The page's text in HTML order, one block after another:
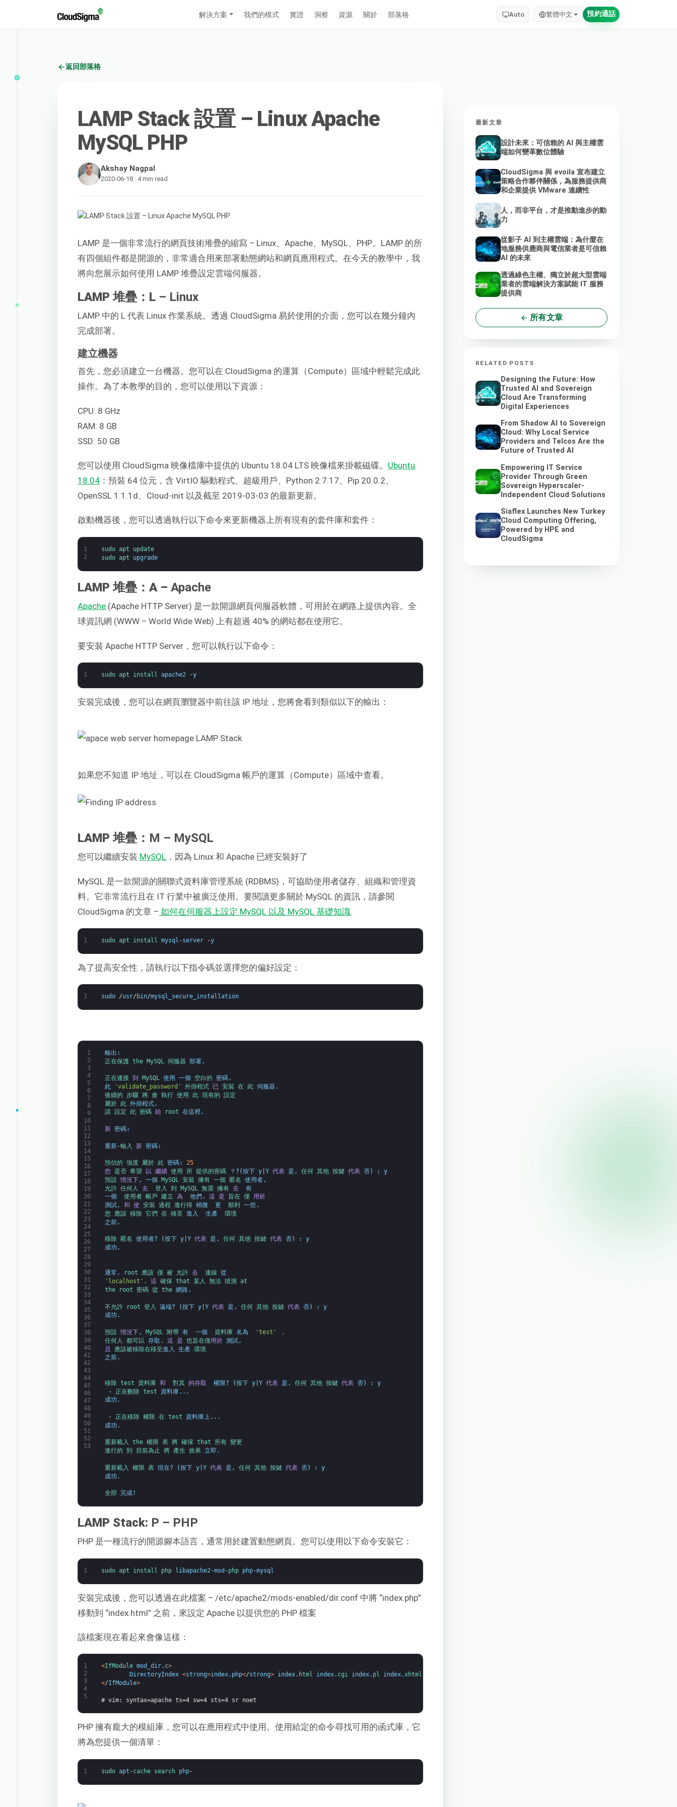
解決方案 我們的模式 實證 洞察 資源 關於 部落格 Auto 繁體中文 預約通話
返回部落格
LAMP Stack 設置 – Linux Apache
MySQL PHP
Akshay Nagpal
2020-06-18 · 4 min read
LAMP 是一個非常流行的網頁技術堆疊的縮寫 – Linux、Apache、MySQL、PHP。LAMP 的所
有四個組件都是開源的，非常適合用來部署動態網站和網頁應用程式。在今天的教學中，我
將向您展示如何使用 LAMP 堆疊設定雲端伺服器。
LAMP 堆疊：L – Linux
LAMP 中的 L 代表 Linux 作業系統。透過 CloudSigma 易於使用的介面，您可以在幾分鐘內
完成部署。
建立機器
首先，您必須建立一台機器。您可以在 CloudSigma 的運算（Compute）區域中輕鬆完成此
操作。為了本教學的目的，您可以使用以下資源：
CPU: 8 GHz
RAM: 8 GB
SSD: 50 GB
您可以使用 CloudSigma 映像檔庫中提供的 Ubuntu 18.04 LTS 映像檔來掛載磁碟。 Ubuntu
18.04 ：預裝 64 位元，含 VirtIO 驅動程式、超級用戶、Python 2.7.17、Pip 20.0.2、
OpenSSL 1.1.1d、Cloud-init 以及截至 2019-03-03 的最新更新。
啟動機器後，您可以透過執行以下命令來更新機器上所有現有的套件庫和套件：
1
2
sudo apt update
sudo apt upgrade
LAMP 堆疊：A – Apache
Apache (Apache HTTP Server) 是一款開源網頁伺服器軟體，可用於在網路上提供內容。全
球資訊網 (WWW – World Wide Web) 上有超過 40% 的網站都在使用它。
要安裝 Apache HTTP Server，您可以執行以下命令：
1 sudo apt install apache2 -y
安裝完成後，您可以在網頁瀏覽器中前往該 IP 地址，您將會看到類似以下的輸出：
如果您不知道 IP 地址，可以在 CloudSigma 帳戶的運算（Compute）區域中查看。
LAMP 堆疊： M – MySQL
您可以繼續安裝 MySQL ，因為 Linux 和 Apache 已經安裝好了
MySQL 是一款開源的關聯式資料庫管理系統 (RDBMS)，可協助使用者儲存、組織和管理資
料。它非常流行且在 IT 行業中被廣泛使用。要閱讀更多關於 MySQL 的資訊，請參閱
CloudSigma 的文章 – 如何在伺服器上設定 MySQL 以及 MySQL 基礎知識
1 sudo apt install mysql -server -y
為了提高安全性，請執行以下指令碼並選擇您的偏好設定：
1 sudo /usr/ bin/mysql_secure_installation
1
2
3
4
5
6
7
8
9
10
11
12
13
14
15
16
17
18
19
20
21
22
23
24
25
26
27
28
29
30
31
32
33
34
35
36
37
38
39
40
41
42
43
44
45
46
47
48
49
50
51
52
53
輸出 :
正在保護 the MySQL 伺服器 部署.
正在連接 到 MySQL 使用 一個 空白的 密碼.
此
'validate_password' 外掛程式 已 安裝 在 此 伺服器.
後續的 步驟 將 會 執行 使用 此 現有的 設定
屬於 此 外掛程式.
請 設定 此 密碼 給 root 在這裡 .
新 密碼:
重新-輸入 新 密碼:
預估的 強度 屬於 此 密碼:
25
您 是否 希望 以 繼續 使用 所 提供的密碼 ？ ? (按下 y| Y 代表 是 , 任何 其他 按鍵 代表 否) :
y
預設 情況下, 一個 MySQL 安裝 擁有 一個 匿名 使用者,
允許 任何人 去 登入 到 MySQL 無需 擁有 去
有
一個
使用者 帳戶 建立 為 他們 . 這 是 旨在 僅 用於
測試, 和 使 安裝 過程 進行得 稍微 更 順利 一些.
您 應該 移除 它們 在 移至 進入 生產
環境
之前.
移除 匿名 使用者? (按下 y| Y 代表 是 , 任何 其他 按鍵 代表 否) :
y
成功 .
通常 , root 應該 僅 被 允許 去 連線 從
'localhost' . 這 確保 that 某人 無法 猜測 at
the
root 密碼 從 the 網路.
不允許 root 登入 遠端? (按下 y| Y 代表 是 , 任何 其他 按鍵 代表 否) :
y
成功 .
預設 情況下, MySQL 附帶 有 一個 資料庫 名為 'test'
，
任何人 都可以 存取 . 這 是 也旨在僅用於 測試,
且
應該被移除在移至進入 生產 環境
之前.
移除 test 資料庫 和 對其 的存取 權限? (按下 y| Y 代表 是 , 任何 其他 按鍵 代表 否) :
y
- 正在刪除 test 資料庫. . .
成功 .
- 正在移除 權限 在 test 資料庫上. . .
成功 .
重新載入 the 權限 表 將 確保 that 所有 變更
進行的 到 目前為止 將 產生 效果 立即 .
重新載入 權限 表 現在? (按下 y| Y 代表 是 , 任何 其他 按鍵 代表 否) :
y
成功 .
全部 完成!
LAMP Stack: P – PHP
PHP 是一種流行的開源腳本語言，通常用於建置動態網頁。您可以使用以下命令安裝它：
1 sudo apt install php libapache2 -mod -php php-mysql
安裝完成後，您可以透過在此檔案 – /etc/apache2/mods-enabled/dir.conf 中將 “index.php”
移動到 “index.html” 之前，來設定 Apache 以提供您的 PHP 檔案
該檔案現在看起來會像這樣：
1
2
3
4
5
<IfModule mod_dir. c>
DirectoryIndex <strong>index. php</strong> index. html index. cgi index. pl index.xhtml
</IfModule>
# vim: syntax=apache ts=4 sw=4 sts=4 sr noet
PHP 擁有龐大的模組庫，您可以在應用程式中使用。使用給定的命令尋找可用的函式庫，它
將為您提供一個清單：
1 sudo apt -cache search php-
最新文章
設計未來：可信賴的 AI 與主權雲
端如何變革數位體驗
CloudSigma 與 evoila 宣布建立
策略合作夥伴關係，為服務提供商
和企業提供 VMware 連續性
人，而非平台，才是推動進步的動
力
從影子 AI 到主權雲端：為什麼在
地服務供應商與電信業者是可信賴
AI 的未來
透過綠色主權、獨立於超大型雲端
業者的雲端解決方案賦能 IT 服務
提供商
所有文章
RELATED POSTS
Designing the Future: How
Trusted AI and Sovereign
Cloud Are Transforming
Digital Experiences
From Shadow AI to Sovereign
Cloud: Why Local Service
Providers and Telcos Are the
Future of Trusted AI
Empowering IT Service
Provider Through Green
Sovereign Hyperscaler-
Independent Cloud Solutions
Siaflex Launches New Turkey
Cloud Computing Offering,
Powered by HPE and
CloudSigma